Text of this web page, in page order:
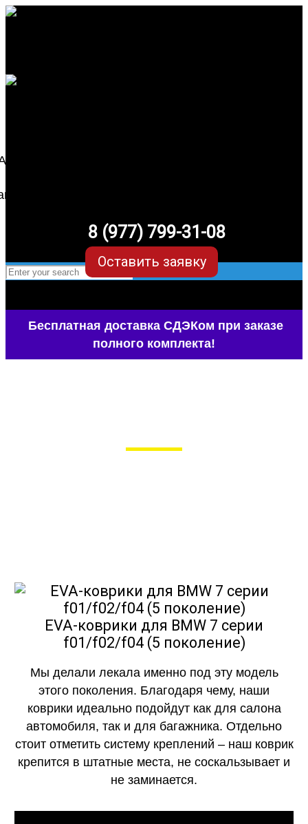
8 (977) 799-31-08
Оставить заявку
Бесплатная доставка СДЭКом при заказе
полного комплекта!
EVA-коврики для BMW 7 серии
f01/f02/f04 (5 поколение)
Мы делали лекала именно под эту модель
этого поколения. Благодаря чему, наши
коврики идеально подойдут как для салона
автомобиля, так и для багажника. Отдельно
стоит отметить систему креплений – наш коврик
крепится в штатные места, не соскальзывает и
не заминается.